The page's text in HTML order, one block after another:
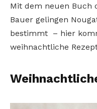
Mit dem neuen Buch
Bauer gelingen
bestimmt – hier
weihnachtliche